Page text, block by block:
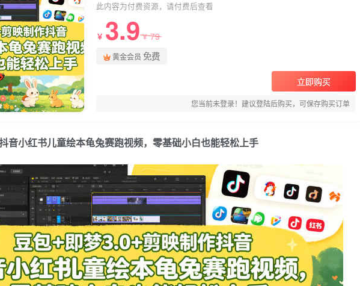
此内容为付费资源，请付费后查看
￥ 3.9￥79
黄金会员 免费
立即购买
您当前未登录！建议登陆后购买，可保存购买订单
音小红书儿童绘本龟兔赛跑视频，零基础小白也能轻松上手